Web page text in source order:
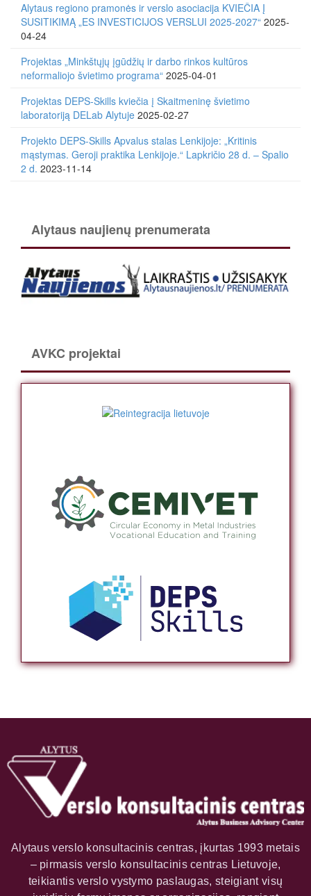
Alytaus regiono pramonės ir verslo asociacija KVIEČIA Į
SUSITIKIMĄ „ES INVESTICIJOS VERSLUI 2025-2027“ 2025-
04-24
Projektas „Minkštųjų įgūdžių ir darbo rinkos kultūros
neformaliojo švietimo programa“ 2025-04-01
Projektas DEPS-Skills kviečia į Skaitmeninę švietimo
laboratoriją DELab Alytuje 2025-02-27
Projekto DEPS-Skills Apvalus stalas Lenkijoje: „Kritinis
mąstymas. Geroji praktika Lenkijoje.“ Lapkričio 28 d. – Spalio
2 d. 2023-11-14
Alytaus naujienų prenumerata
AVKC projektai
Alytaus verslo konsultacinis centras, įkurtas 1993 metais
– pirmasis verslo konsultacinis centras Lietuvoje,
teikiantis verslo vystymo paslaugas, steigiant visų